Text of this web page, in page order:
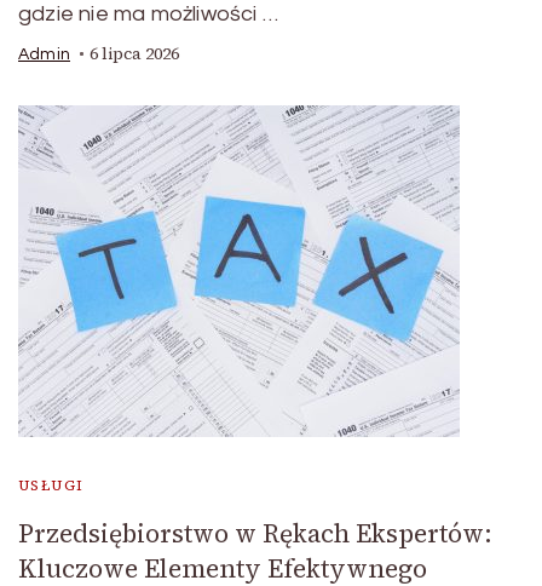
gdzie nie ma możliwości …
Admin 6 lipca 2026
USŁUGI
Przedsiębiorstwo w Rękach Ekspertów:
Kluczowe Elementy Efektywnego